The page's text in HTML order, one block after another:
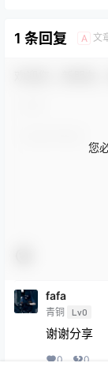
1 条回复 A 文
您
fafa
青铜 Lv0
谢谢分享
0 0